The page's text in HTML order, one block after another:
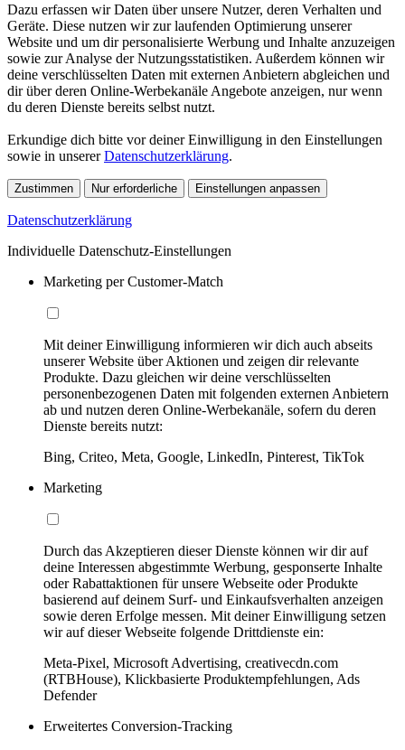
Dazu erfassen wir Daten über unsere Nutzer, deren Verhalten und
Geräte. Diese nutzen wir zur laufenden Optimierung unserer
Website und um dir personalisierte Werbung und Inhalte anzuzeigen
sowie zur Analyse der Nutzungsstatistiken. Außerdem können wir
deine verschlüsselten Daten mit externen Anbietern abgleichen und
dir über deren Online-Werbekanäle Angebote anzeigen, nur wenn
du deren Dienste bereits selbst nutzt.
Erkundige dich bitte vor deiner Einwilligung in den Einstellungen
sowie in unsererDatenschutzerklärung.
Zustimmen Nur erforderliche Einstellungen anpassen
Datenschutzerklärung
Individuelle Datenschutz-Einstellungen
Marketing per Customer-Match
Mit deiner Einwilligung informieren wir dich auch abseits
unserer Website über Aktionen und zeigen dir relevante
Produkte. Dazu gleichen wir deine verschlüsselten
personenbezogenen Daten mit folgenden externen Anbietern
ab und nutzen deren Online-Werbekanäle, sofern du deren
Dienste bereits nutzt:
Bing, Criteo, Meta, Google, LinkedIn, Pinterest, TikTok
Marketing
Durch das Akzeptieren dieser Dienste können wir dir auf
deine Interessen abgestimmte Werbung, gesponserte Inhalte
oder Rabattaktionen für unsere Webseite oder Produkte
basierend auf deinem Surf- und Einkaufsverhalten anzeigen
sowie deren Erfolge messen. Mit deiner Einwilligung setzen
wir auf dieser Webseite folgende Drittdienste ein:
Meta-Pixel, Microsoft Advertising, creativecdn.com
(RTBHouse), Klickbasierte Produktempfehlungen, Ads
Defender
Erweitertes Conversion-Tracking